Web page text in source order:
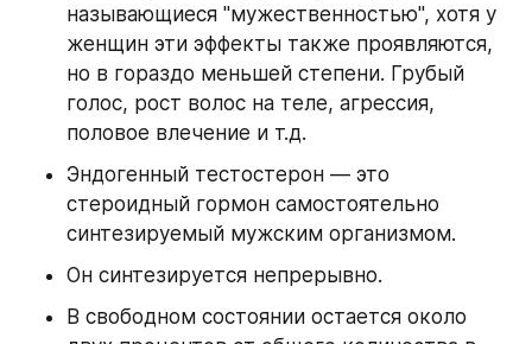
называющиеся "мужественностью", хотя у
женщин эти эффекты также проявляются,
но в гораздо меньшей степени. Грубый
голос, рост волос на теле, агрессия,
половое влечение и т.д.
Эндогенный тестостерон — это
стероидный гормон самостоятельно
синтезируемый мужским организмом.
Он синтезируется непрерывно.
В свободном состоянии остается около